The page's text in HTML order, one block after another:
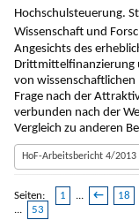
Angesichts des
Drittmittelfinanzierung
von
Frage nach der
verbunden nach der
Vergleich zu anderen
HoF-Arbeitsbericht 4/2013
Seiten: 1 ... ← 18
...
53